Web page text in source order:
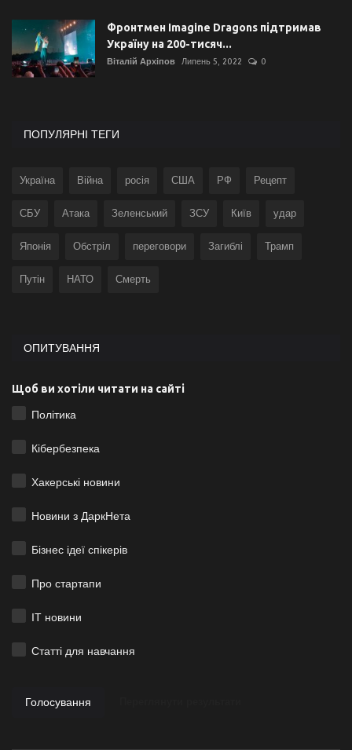
Фронтмен Imagine Dragons підтримав
Україну на 200-тисяч...
Віталій Архіпов Липень 5, 2022 0
ПОПУЛЯРНІ ТЕГИ
Україна Війна росія США РФ Рецепт
СБУ Атака Зеленський ЗСУ Київ удар
Японія Обстріл переговори Загиблі Трамп
Путін НАТО Смерть
ОПИТУВАННЯ
Щоб ви хотіли читати на сайті
Політика
Кібербезпека
Хакерські новини
Новини з ДаркНета
Бізнес ідеї спікерів
Про стартапи
ІТ новини
Статті для навчання
Голосування